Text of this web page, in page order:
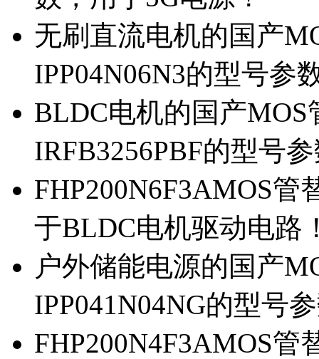
无刷直流电机的国产
IPP04N06N3的型号参
BLDC电机的国产MOS
IRFB3256PBF的型号
FHP200N6F3AMOS管
于BLDC电机驱动电路
户外储能电源的国产
IPP041N04NG的型号
FHP200N4F3AMOS管